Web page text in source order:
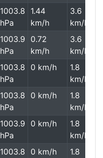
1003.8
hPa
1.44
km/h
3.6
km/h
1003.9
hPa
0.72
km/h
3.6
km/h
1003.8
hPa
0 km/h
1.8
km/h
1003.8
hPa
0 km/h
1.8
km/h
1003.9
hPa
0 km/h
1.8
km/h
1003.8
0 km/h
1.8